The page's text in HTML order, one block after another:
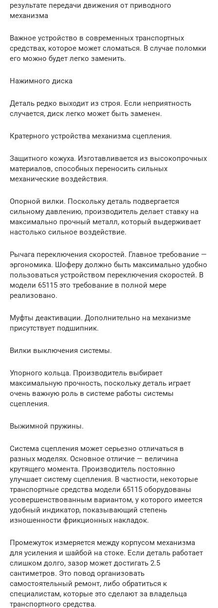
результате передачи движения от приводного
механизма
Важное устройство в современных транспортных
средствах, которое может сломаться. В случае поломки
его можно будет легко заменить.
Нажимного диска
Деталь редко выходит из строя. Если неприятность
случается, диск легко может быть заменен.
Кратерного устройства механизма сцепления.
Защитного кожуха. Изготавливается из высокопрочных
материалов, способных переносить сильных
механические воздействия.
Опорной вилки. Поскольку деталь подвергается
сильному давлению, производитель делает ставку на
максимально прочный металл, который выдерживает
настолько сильное воздействие.
Рычага переключения скоростей. Главное требование —
эргономика. Шоферу должно быть максимально удобно
пользоваться устройством переключения скоростей. В
модели 65115 это требование в полной мере
реализовано.
Муфты деактивации. Дополнительно на механизме
присутствует подшипник.
Вилки выключения системы.
Упорного кольца. Производитель выбирает
максимальную прочность, поскольку деталь играет
очень важную роль в системе работы системы
сцепления.
Выжимной пружины.
Система сцепления может серьезно отличаться в
разных моделях. Основное отличие — величина
крутящего момента. Производитель постоянно
улучшает систему сцепления. В частности, некоторые
транспортные средства модели 65115 оборудованы
усовершенствованным вариантом, у которого имеется
удобный индикатор, показывающий степень
изношенности фрикционных накладок.
Промежуток измеряется между корпусом механизма
для усиления и шайбой на стоке. Если деталь работает
слишком долго, зазор может достигать 2.5
сантиметров. Это повод организовать
самостоятельный ремонт, либо обратиться к
специалистам, которые это сделают за владельца
транспортного средства.